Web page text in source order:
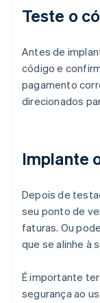
Teste o
Antes de
código e
pagamento
direcionados
Implante
Depois de
seu ponto de
faturas. Ou
que se alinhe à
É importante
segurança ao